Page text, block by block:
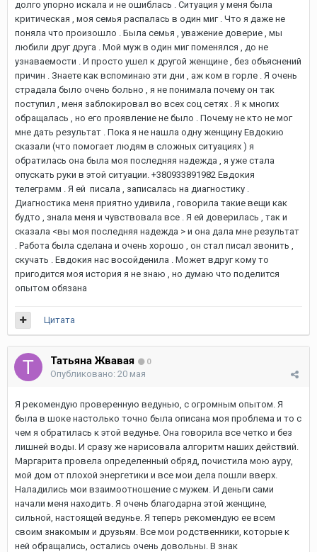
долго упорно искала и не ошиблась . Ситуация у меня была
критическая , моя семья распалась в один миг . Что я даже не
поняла что произошло . Была семья , уважение доверие , мы
любили друг друга . Мой муж в один миг поменялся , до не
узнаваемости . И просто ушел к другой женщине , без объяснений
причин . Знаете как вспоминаю эти дни , аж ком в горле . Я очень
страдала было очень больно , я не понимала почему он так
поступил , меня заблокировал во всех соц сетях . Я к многих
обращалась , но его проявление не было . Почему не кто не мог
мне дать результат . Пока я не нашла одну женщину Евдокию
сказали (что помогает людям в сложных ситуациях ) я
обратилась она была моя последняя надежда , я уже стала
опускать руки в этой ситуации. +380933891982 Евдокия
телеграмм . Я ей писала , записалась на диагностику .
Диагностика меня приятно удивила , говорила такие вещи как
будто , знала меня и чувствовала все . Я ей доверилась , так и
сказала <вы моя последняя надежда > и она дала мне результат
. Работа была сделана и очень хорошо , он стал писал звонить ,
скучать . Евдокия нас восойденила . Может вдруг кому то
пригодится моя история я не знаю , но думаю что поделится
опытом обязана
Цитата
Татьяна Жвавая 0
Опубликовано: 20 мая
Я рекомендую проверенную ведунью, с огромным опытом. Я
была в шоке настолько точно была описана моя проблема и то с
чем я обратилась к этой ведунье. Она говорила все четко и без
лишней воды. И сразу же нарисовала алгоритм наших действий.
Маргарита провела определенный обряд, почистила мою ауру,
мой дом от плохой энергетики и все мои дела пошли вверх.
Наладились мои взаимоотношение с мужем. И деньги сами
начали меня находить. Я очень благодарна этой женщине,
сильной, настоящей ведунье. Я теперь рекомендую ее всем
своим знакомым и друзьям. Все мои родственники, которые к
ней обращались, остались очень довольны. В знак